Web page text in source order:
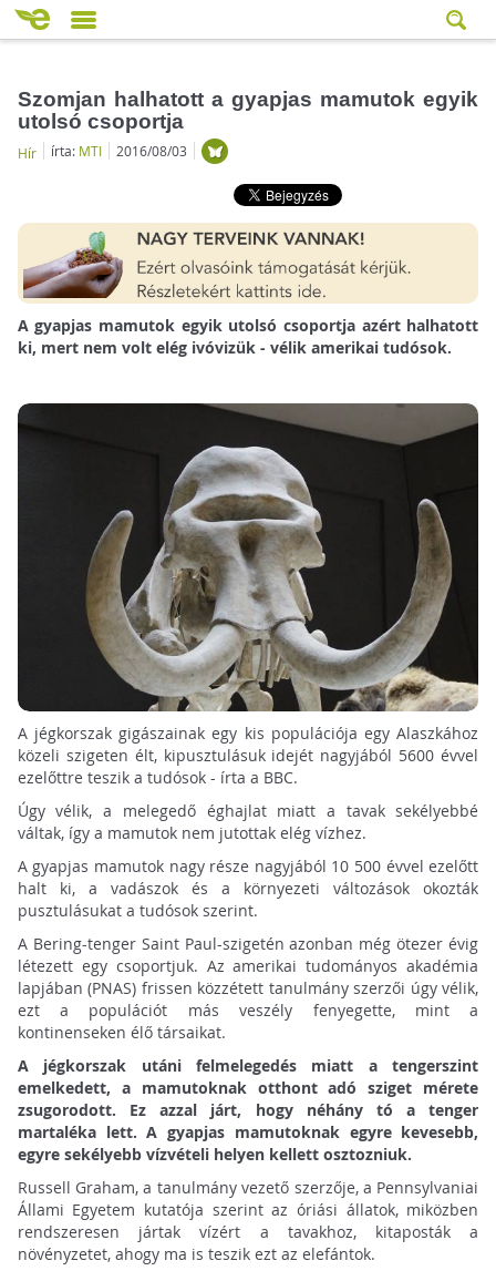
Szomjan halhatott a gyapjas mamutok egyik
utolsó csoportja
Hír írta: MTI 2016/08/03
A gyapjas mamutok egyik utolsó csoportja azért halhatott
ki, mert nem volt elég ivóvizük - vélik amerikai tudósok.
A jégkorszak gigászainak egy kis populációja egy Alaszkához
közeli szigeten élt, kipusztulásuk idejét nagyjából 5600 évvel
ezelőttre teszik a tudósok - írta a BBC.
Úgy vélik, a melegedő éghajlat miatt a tavak sekélyebbé
váltak, így a mamutok nem jutottak elég vízhez.
A gyapjas mamutok nagy része nagyjából 10 500 évvel ezelőtt
halt ki, a vadászok és a környezeti változások okozták
pusztulásukat a tudósok szerint.
A Bering-tenger Saint Paul-szigetén azonban még ötezer évig
létezett egy csoportjuk. Az amerikai tudományos akadémia
lapjában (PNAS) frissen közzétett tanulmány szerzői úgy vélik,
ezt a populációt más veszély fenyegette, mint a
kontinenseken élő társaikat.
A jégkorszak utáni felmelegedés miatt a tengerszint
emelkedett, a mamutoknak otthont adó sziget mérete
zsugorodott. Ez azzal járt, hogy néhány tó a tenger
martaléka lett. A gyapjas mamutoknak egyre kevesebb,
egyre sekélyebb vízvételi helyen kellett osztozniuk.
Russell Graham, a tanulmány vezető szerzője, a Pennsylvaniai
Állami Egyetem kutatója szerint az óriási állatok, miközben
rendszeresen jártak vízért a tavakhoz, kitaposták a
növényzetet, ahogy ma is teszik ezt az elefántok.